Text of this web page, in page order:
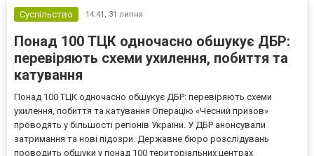
Суспільство 14:41, 31 липня
Понад 100 ТЦК одночасно обшукує ДБР:
перевіряють схеми ухилення, побиття та
катування
Понад 100 ТЦК одночасно обшукує ДБР: перевіряють схеми
ухилення, побиття та катування Операцію «Чесний призов»
проводять у більшості регіонів України. У ДБР анонсували
затримання та нові підозри. Державне бюро розслідувань
проводить обшуки у понад 100 територіальних центрах